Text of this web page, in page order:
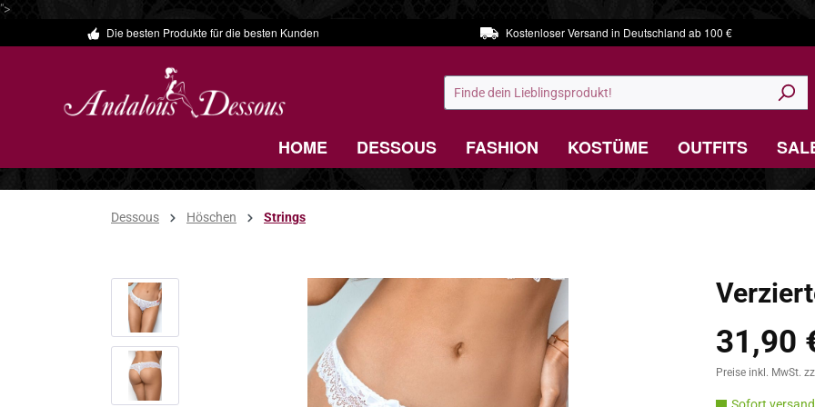
">
Hauptinhalt springen
Zur Suche springen
Zur Hauptnavigation springen
Die besten Produkte für die besten Kunden Kostenloser Versand in Deutschland ab 100 €
HOME DESSOUS FASHION KOSTÜME OUTFITS
Dessous Höschen Strings
Bildergalerie überspringen
Regulärer Preis:
31,90
Preise inkl. MwSt.